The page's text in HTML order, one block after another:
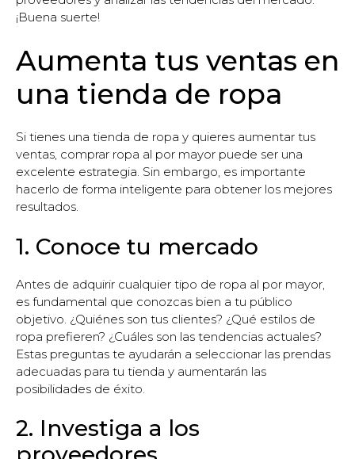
¡Buena suerte!
Aumenta tus ventas en
una tienda de ropa
Si tienes una tienda de ropa y quieres aumentar tus
ventas, comprar ropa al por mayor puede ser una
excelente estrategia. Sin embargo, es importante
hacerlo de forma inteligente para obtener los mejores
resultados.
1. Conoce tu mercado
Antes de adquirir cualquier tipo de ropa al por mayor,
es fundamental que conozcas bien a tu público
objetivo. ¿Quiénes son tus clientes? ¿Qué estilos de
ropa prefieren? ¿Cuáles son las tendencias actuales?
Estas preguntas te ayudarán a seleccionar las prendas
adecuadas para tu tienda y aumentarán las
posibilidades de éxito.
2. Investiga a los